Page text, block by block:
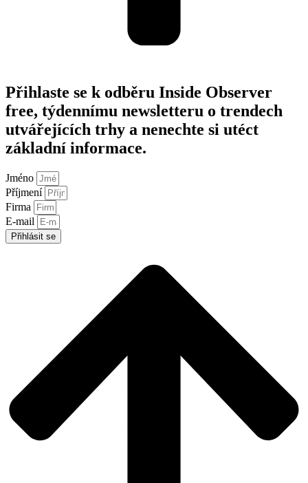
Přihlaste se k odběru Inside Observer
free, týdennímu newsletteru o trendech
utvářejících trhy a nenechte si utéct
základní informace.
Jméno
Příjmení
Firma
E-mail
Přihlásit se